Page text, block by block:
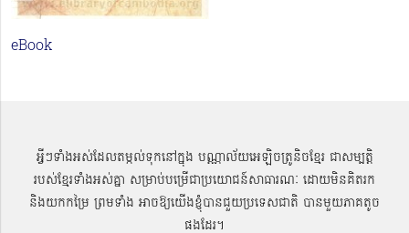
eBook
អ្វីៗទាំងអស់ដែលតម្កល់ទុកនៅក្នុង បណ្ណាល័យអេឡិចត្រូនិចខ្មែរ ជាសម្បតិ្ត
របស់ខ្មែរទាំងអស់គ្នា សម្រាប់បម្រើជាប្រយោជន៍សាធារណៈ ដោយមិនគិតរក
និងយកកម្រៃ ព្រមទាំង អាចឱ្យយើងខ្ញុំបានជួយប្រទេសជាតិ បានមួយភាគតូច
ផងដែរ។